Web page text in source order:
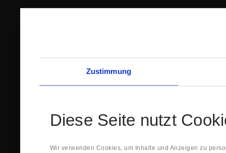
Zustimmung
Diese Seite nutzt
Wir verwenden Cookies, um Inhalte und Anzeigen zu